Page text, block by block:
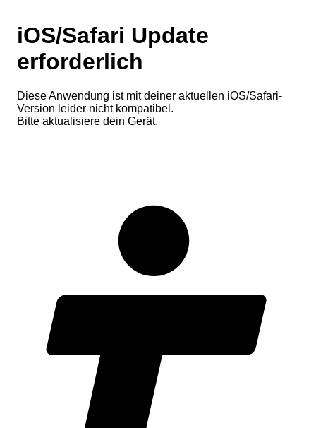
iOS/Safari Update
erforderlich
Diese Anwendung ist mit deiner aktuellen iOS/Safari-
Version leider nicht kompatibel.
Bitte aktualisiere dein Gerät.